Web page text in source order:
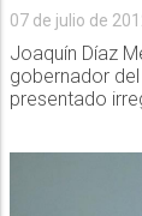
07 de julio de
Joaquín Díaz
gobernador
presentado